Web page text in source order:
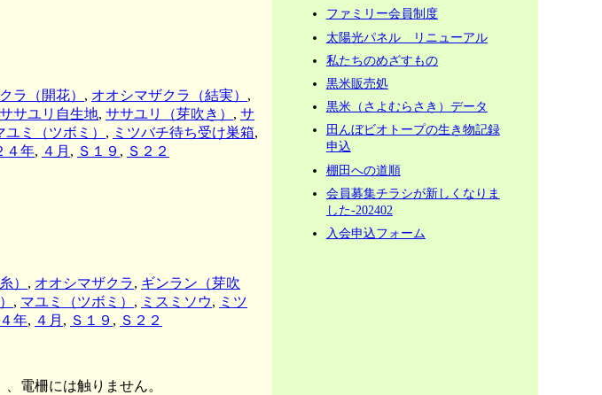
ラ（開花） , オオシマザクラ（結実） ,
ササユリ自生地, ササユリ（芽吹き） , サ
ユミ（ツボミ） , ミツバチ待ち受け巣箱,
４年, ４月 , Ｓ１９ , Ｓ２２
） , オオシマザクラ, ギンラン（芽吹
, マユミ（ツボミ） , ミスミソウ, ミツ
年, ４月 , Ｓ１９ , Ｓ２２
電柵には触りません。
ファミリー会員制度
太陽光パネル リニューアル
私たちのめざすもの
黒米販売処
黒米（さよむらさき）データ
田んぼビオトープの生き物記録
申込
棚田への道順
会員募集チラシが新しくなりま
した-202402
入会申込フォーム